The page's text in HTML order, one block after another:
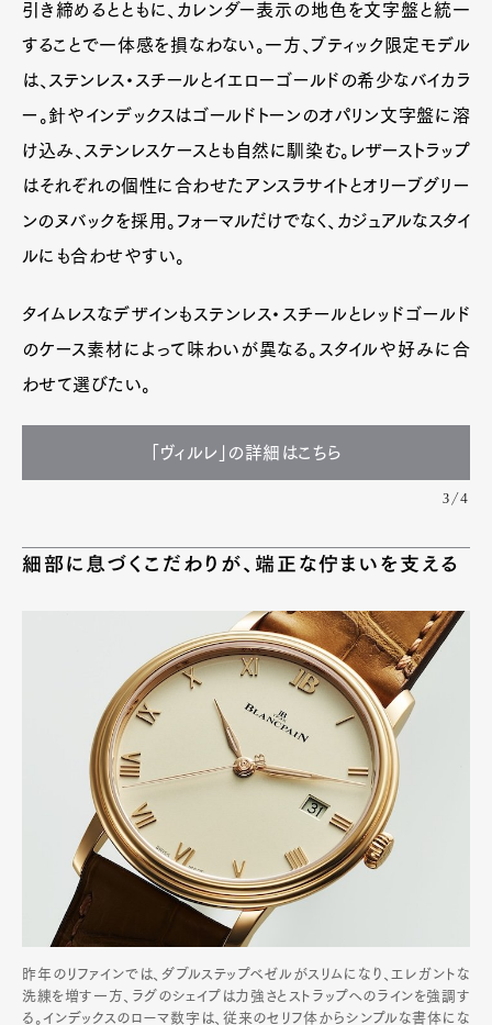
引き締めるとともに、カレンダー表示の地色を文字盤と統一
することで一体感を損なわない。一方、ブティック限定モデル
は、ステンレス・スチールとイエローゴールドの希少なバイカラ
ー。針やインデックスはゴールドトーンのオパリン文字盤に溶
け込み、ステンレスケースとも自然に馴染む。レザーストラップ
はそれぞれの個性に合わせたアンスラサイトとオリーブグリー
ンのヌバックを採用。フォーマルだけでなく、カジュアルなスタイ
ルにも合わせやすい。
タイムレスなデザインもステンレス・スチールとレッドゴールド
のケース素材によって味わいが異なる。スタイルや好みに合
わせて選びたい。
「ヴィルレ」の詳細はこちら
3/4
細部に息づくこだわりが、端正な佇まいを支える
昨年のリファインでは、ダブルステップベゼルがスリムになり、エレガントな
洗練を増す一方、ラグのシェイプは力強さとストラップへのラインを強調す
る。インデックスのローマ数字は、従来のセリフ体からシンプルな書体にな